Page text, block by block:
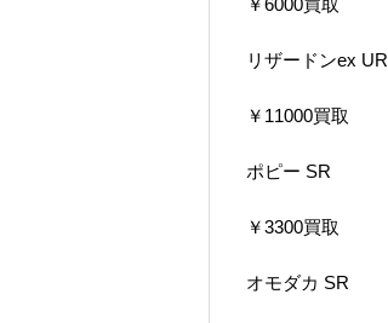
￥6000買取
リザードンex UR
￥11000買取
ポピー SR
￥3300買取
オモダカ SR